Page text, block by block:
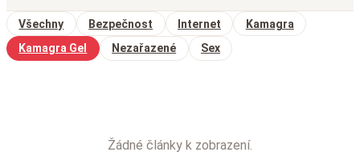
Všechny Bezpečnost Internet
Kamagra
Kamagra Gel
Nezařazené Sex
Žádné články k zobrazení.